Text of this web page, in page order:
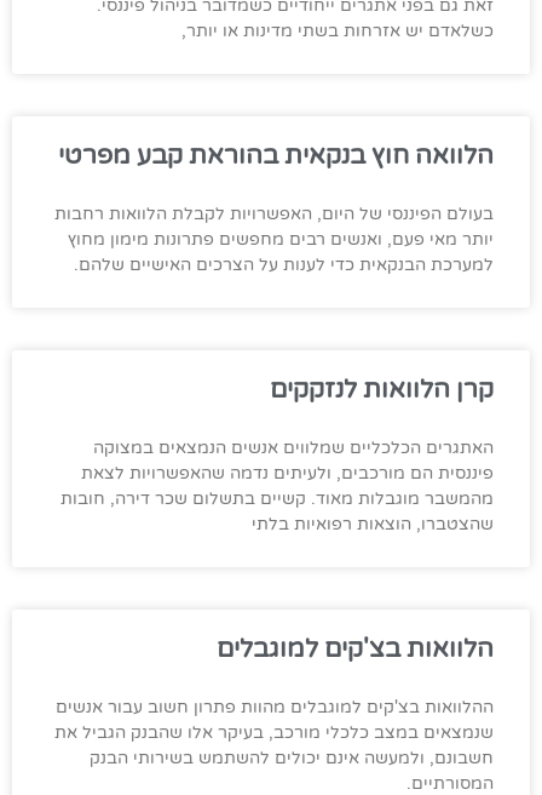
זאת גם בפני אתגרים ייחודיים כשמדובר בניהול פיננסי.
כשלאדם יש אזרחות בשתי מדינות או יותר,
הלוואה חוץ בנקאית בהוראת קבע מפרטי
בעולם הפיננסי של היום, האפשרויות לקבלת הלוואות רחבות
יותר מאי פעם, ואנשים רבים מחפשים פתרונות מימון מחוץ
למערכת הבנקאית כדי לענות על הצרכים האישיים שלהם.
קרן הלוואות לנזקקים
האתגרים הכלכליים שמלווים אנשים הנמצאים במצוקה
פיננסית הם מורכבים, ולעיתים נדמה שהאפשרויות לצאת
מהמשבר מוגבלות מאוד. קשיים בתשלום שכר דירה, חובות
שהצטברו, הוצאות רפואיות בלתי
הלוואות בצ'קים למוגבלים
ההלוואות בצ'קים למוגבלים מהוות פתרון חשוב עבור אנשים
שנמצאים במצב כלכלי מורכב, בעיקר אלו שהבנק הגביל את
חשבונם, ולמעשה אינם יכולים להשתמש בשירותי הבנק
המסורתיים.